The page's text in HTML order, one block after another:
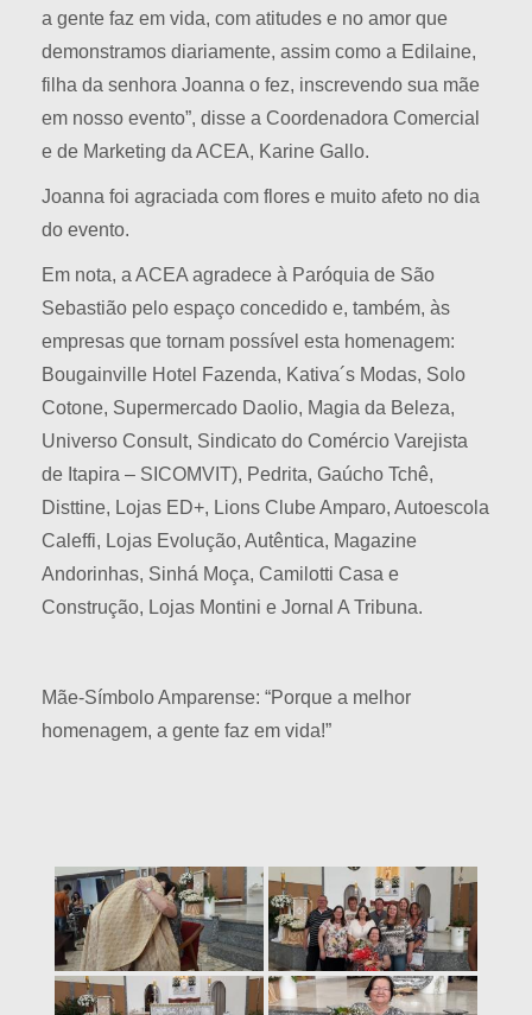
a gente faz em vida, com atitudes e no amor que
demonstramos diariamente, assim como a Edilaine,
filha da senhora Joanna o fez, inscrevendo sua mãe
em nosso evento”, disse a Coordenadora Comercial
e de Marketing da ACEA, Karine Gallo.
Joanna foi agraciada com flores e muito afeto no dia
do evento.
Em nota, a ACEA agradece à Paróquia de São
Sebastião pelo espaço concedido e, também, às
empresas que tornam possível esta homenagem:
Bougainville Hotel Fazenda, Kativa´s Modas, Solo
Cotone, Supermercado Daolio, Magia da Beleza,
Universo Consult, Sindicato do Comércio Varejista
de Itapira – SICOMVIT), Pedrita, Gaúcho Tchê,
Disttine, Lojas ED+, Lions Clube Amparo, Autoescola
Caleffi, Lojas Evolução, Autêntica, Magazine
Andorinhas, Sinhá Moça, Camilotti Casa e
Construção, Lojas Montini e Jornal A Tribuna.
Mãe-Símbolo Amparense: “Porque a melhor
homenagem, a gente faz em vida!”